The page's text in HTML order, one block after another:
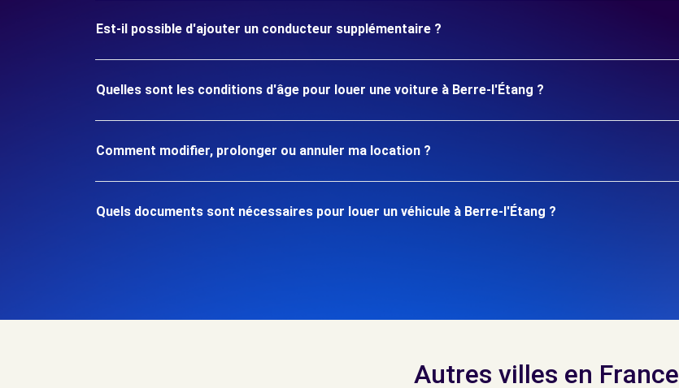
Est-il possible d'ajouter un conducteur supplémentaire ?
Quelles sont les conditions d'âge pour louer une voiture à Berre-l'Étang ?
Comment modifier, prolonger ou annuler ma location ?
Quels documents sont nécessaires pour louer un véhicule à Berre-l'Étang ?
Autres villes en France